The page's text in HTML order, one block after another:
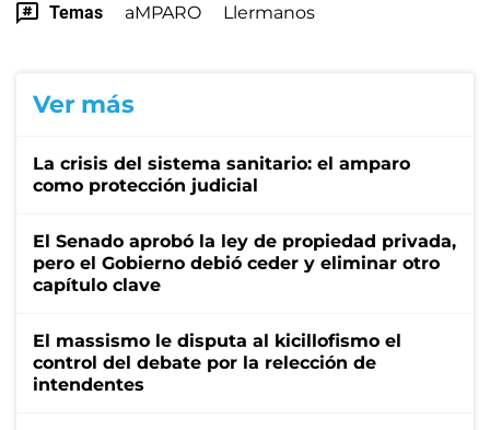
Temas aMPARO Llermanos
Ver más
La crisis del sistema sanitario: el amparo
como protección judicial
El Senado aprobó la ley de propiedad privada,
pero el Gobierno debió ceder y eliminar otro
capítulo clave
El massismo le disputa al kicillofismo el
control del debate por la relección de
intendentes